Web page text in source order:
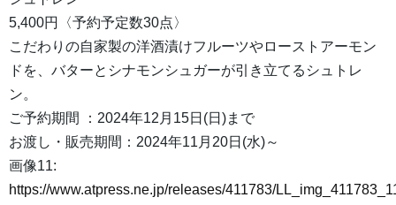
5,400円〈予約予定数30点〉
こだわりの自家製の洋酒漬けフルーツやローストアーモン
ドを、バターとシナモンシュガーが引き立てるシュトレ
ン。
ご予約期間 ：2024年12月15日(日)まで
お渡し・販売期間：2024年11月20日(水)～
画像11:
https://www.atpress.ne.jp/releases/411783/